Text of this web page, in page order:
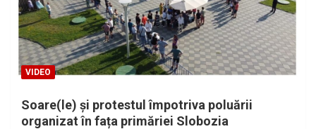
VIDEO
Soare(le) și protestul împotriva poluării
organizat în fața primăriei Slobozia